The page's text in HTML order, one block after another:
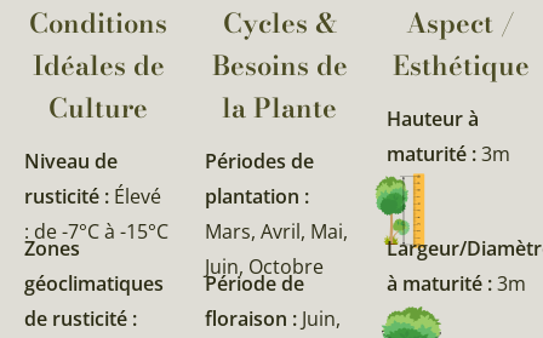
Conditions
Idéales de
Culture
Niveau de
rusticité : Élevé
: de -7°C à -15°C
Zones
géoclimatiques
de rusticité :
Cycles &
Besoins de
la Plante​
Périodes de
plantation :
Mars, Avril, Mai,
Juin, Octobre
Période de
floraison : Juin,
Aspect /
Esthétique
Hauteur à
maturité :3m
Largeur/
à maturité :3m